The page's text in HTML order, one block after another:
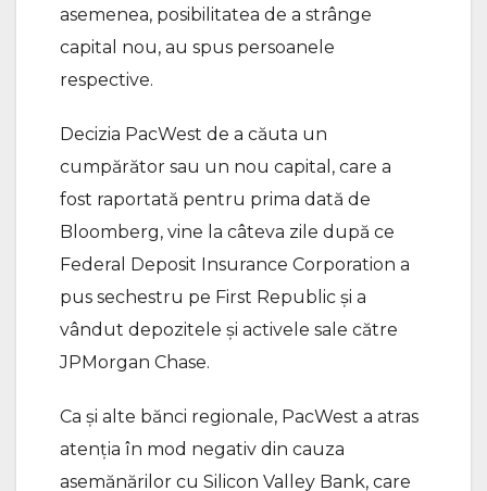
asemenea, posibilitatea de a strânge
capital nou, au spus persoanele
respective.
Decizia PacWest de a căuta un
cumpărător sau un nou capital, care a
fost raportată pentru prima dată de
Bloomberg, vine la câteva zile după ce
Federal Deposit Insurance Corporation a
pus sechestru pe First Republic şi a
vândut depozitele şi activele sale către
JPMorgan Chase.
Ca şi alte bănci regionale, PacWest a atras
atenţia în mod negativ din cauza
asemănărilor cu Silicon Valley Bank, care